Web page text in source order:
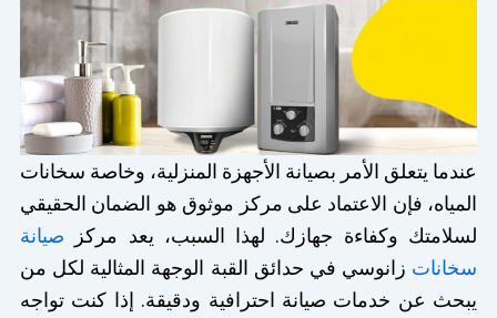
عندما يتعلق الأمر بصيانة الأجهزة المنزلية، وخاصة سخانات
المياه، فإن الاعتماد على مركز موثوق هو الضمان الحقيقي
لسلامتك وكفاءة جهازك. لهذا السبب، يعد مركز صيانة
سخانات زانوسي في حدائق القبة الوجهة المثالية لكل من
يبحث عن خدمات صيانة احترافية ودقيقة. إذا كنت تواجه